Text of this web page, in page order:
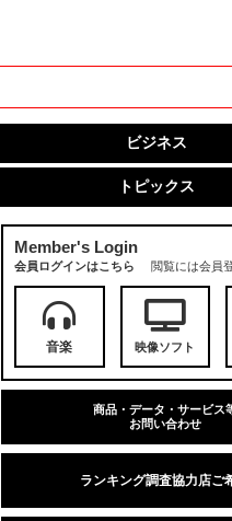
ビジネス
トピックス
Member's Login
会員ログインはこちら 閲覧には会員
音楽 映像ソフト
商品・データ・サービス
お問い合わせ
ランキング調査協力店ご